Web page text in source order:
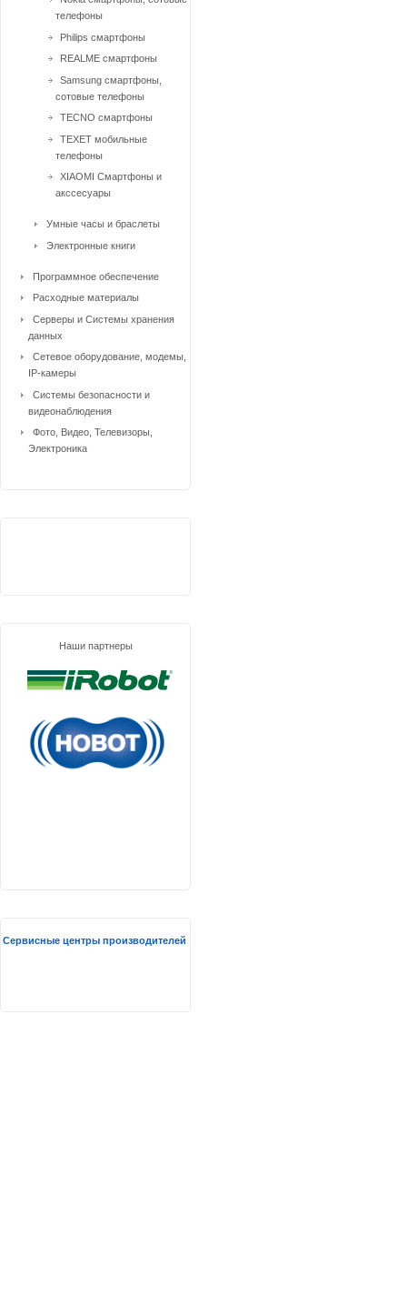
телефоны
Philips смартфоны
REALME смартфоны
Samsung смартфоны,
сотовые телефоны
TECNO смартфоны
TEXET мобильные
телефоны
XIAOMI Смартфоны и
акссесуары
Умные часы и браслеты
Электронные книги
Программное обеспечение
Расходные материалы
Серверы и Системы хранения
данных
Сетевое оборудование, модемы,
IP-камеры
Системы безопасности и
видеонаблюдения
Фото, Видео, Телевизоры,
Электроника
Наши партнеры
Сервисные центры производителей